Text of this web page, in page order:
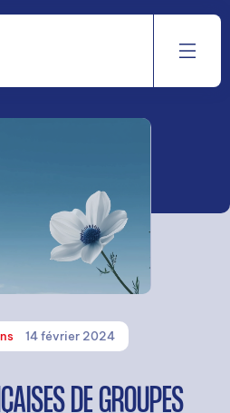
14 février 2024
DE GROUPES